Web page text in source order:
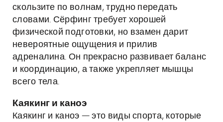
скользите по волнам, трудно передать
словами. Сёрфинг требует хорошей
физической подготовки, но взамен дарит
невероятные ощущения и прилив
адреналина. Он прекрасно развивает баланс
и координацию, а также укрепляет мышцы
всего тела.
Каякинг и каноэ
Каякинг и каноэ — это виды спорта, которые